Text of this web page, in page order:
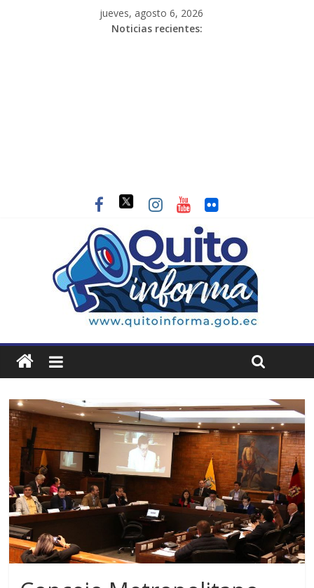
jueves, agosto 6, 2026
Noticias recientes: